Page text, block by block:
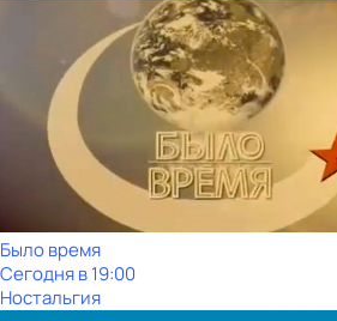
Было время
Сегодня в 19:00
Ностальгия